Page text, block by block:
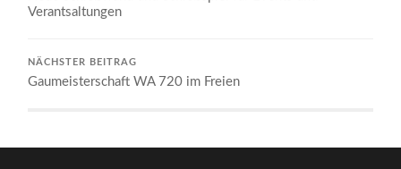
Verantsaltungen
NÄCHSTER BEITRAG
Gaumeisterschaft WA 720 im Freien